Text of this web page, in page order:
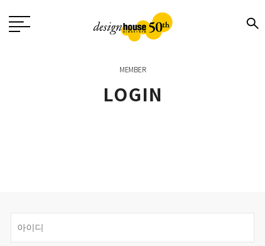
MEMBER
LOGIN